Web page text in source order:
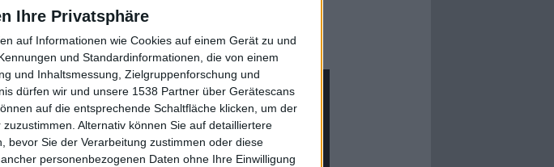
Ihre Privatsphäre
auf Informationen wie Cookies auf einem Gerät zu und
und Standardinformationen, die von einem
und Inhaltsmessung, Zielgruppenforschung und
dürfen wir und unsere 1538 Partner über Gerätescans
auf die entsprechende Schaltfläche klicken, um der
Alternativ können Sie auf detailliertere
bevor Sie der Verarbeitung zustimmen oder diese
personenbezogenen Daten ohne Ihre Einwilligung
und absoluter Macht über seine Mitmenschen.“
euch viel Spaß beim Hören.